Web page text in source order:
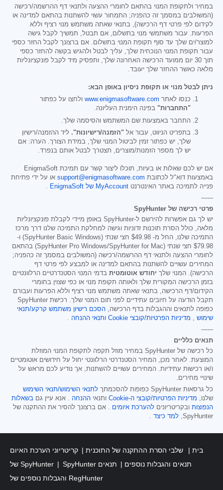
במחיר ולתקופת המנוי בהתאם לחומרי ההצעה ולתנאי דף ההרשמה/רכישה
(המשולבים במסמך זה כהפניה; התמחור עשוי להשתנות בהתאם למדינה או
לקידום לפי פרטי דף הרכישה), בתנאי שאתה משתמש מנוי רציף וללא
הפרעות. עבור משתמשי מנוי בתשלום, אם תבטל, תמשיך לקבל גישה
למוצר/ים שלך עד סוף תקופת המנוי בתשלום. אם ברצונך לקבל החזר כספי
עבור תקופת המנוי הנוכחית שלך, עליך לבטל ולהגיש בקשה להחזר כספי
תוך 30 יום ממועד הרכישה האחרונה שלך, ותפסיק מיד לקבל פונקציונליות
מלאה כאשר ההחזר שלך יעובד.
ניתן לבטל מנוי או תקופת ניסיון באופן הבא:
כנסו לאתר www.enigmasoftware.com ולחצו על כפתור
"התחברות" בפינה הימנית העליונה.
התחבר באמצעות שם המשתמש והסיסמה שלך.
בתפריט הניווט, עבור אל "הזמנה/רישיונות". ליד ההזמנה/רישיון
שלך, יש כפתור זמין לביטול המנוי שלך, במידת הצורך. הערה: אם
יש לך מספר הזמנות/מוצרים, תצטרך לבטל אותם בנפרד.
אם יש לכם שאלות או בעיות, תוכלו ליצור קשר עם תמיכת EnigmaSoft
באמצעות דוא"ל לכתובת support@enigmasoftware.com או על ידי פתיחת
פנייה לתמיכה באתר האינטרנט MyAccount של EnigmaSoft
------
פרטי רכישה של SpyHunter
יש לך גם אפשרות להירשם ל-SpyHunter באופן מיידי לקבלת פונקציונליות
מלאה, כולל הסרת תוכנות זדוניות וגישה למחלקת התמיכה שלנו דרך מרכז
התמיכה שלנו, החל מ- $49.98 חצי שנתי (SpyHunter Basic Windows) ו-
$79.98
חצי שנתי (SpyHunter Pro Windows/SpyHunter for Mac) בהתאם
לחומרי ההצעה ולתנאי דף ההרשמה/רכישה (המשולבים במסמך זה כהפניה;
המחירים עשויים להשתנות בהתאם למדינה או למבצע לפי פרטי דף
הרכישה). המנוי שלך יחודש אוטומטית בדמי המנוי הסטנדרטיים הרלוונטיים
בזמן הרכישה המקורית שלך ולאותה תקופת מנוי או כפי שצוין בחומרי
הקידום/דף הרכישה, בתנאי שאתה משתמש מנוי רציף וללא הפרעות ועבורם
תקבל הודעה על חיובים עתידיים לפני תום המנוי שלך. רכישת SpyHunter
כפופה לתנאים וההגבלות בדף הרכישה, הסכם רישיון משתמש קרקע/תנאי
שימוש
מדיניות הפרטיות/קובצי Cookie ותנאי ההנחה
------
תנאים כלליים
כל רכישה של SpyHunter במחיר מוזל תקפה לתקופת המנוי המוזלת
המוצעת. לאחר מכן, המחיר הסטנדרטי הרלוונטי יחול על חידושים אוטומטיים
ו/או רכישות עתידיות. המחירים עשויים להשתנות, אך נודיע לכם מראש על
שינויי מחירים.
כל גרסאות SpyHunter כפופות להסכמתך
לתנאי השימוש/תנאי השימוש
שלנו, מדיניות הפרטיות/קובצי ה-Cookie ותנאי ההנחה . אנא עיין גם בשאלות
הנפוצות ובקריטריונים להערכת איומים . אם ברצונך להסיר את ההתקנה של
SpyHunter, למד כיצד
בית שלבי הסרת ההתקנה של התוכנית
קריטריוני הערכת האיום
של SpyHunter
SpyHunter תנאים והגבלות נוספים
תנאים
והגבלות נוספים של RegHunter